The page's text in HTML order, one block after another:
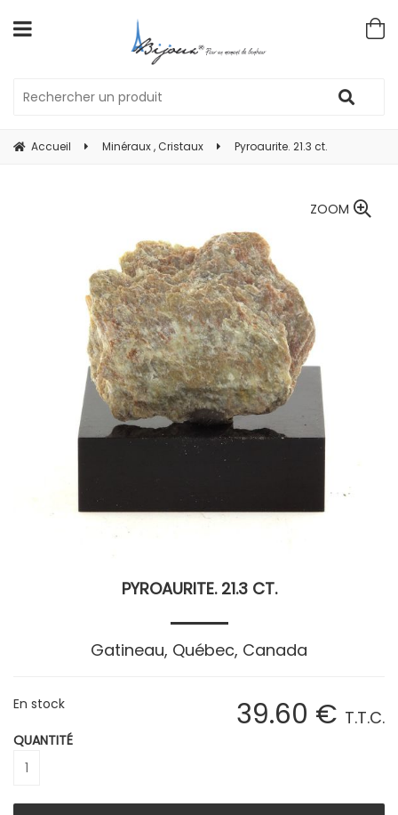
Accueil Minéraux , Cristaux Pyroaurite. 21.3 ct.
ZOOM
PYROAURITE. 21.3 CT.
Gatineau, Québec, Canada
39.60 € T.T.C.
En stock
QUANTITÉ